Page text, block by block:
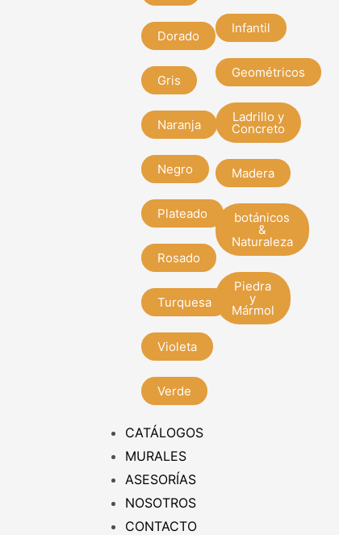
Dorado
Gris
Naranja
Negro
Plateado
Rosado
Turquesa
Violeta
Verde
Infantil
Geométricos
Ladrillo y
Concreto
Madera
botánicos
&
Naturaleza
Piedra
y
Mármol
CATÁLOGOS
MURALES
ASESORÍAS
NOSOTROS
CONTACTO